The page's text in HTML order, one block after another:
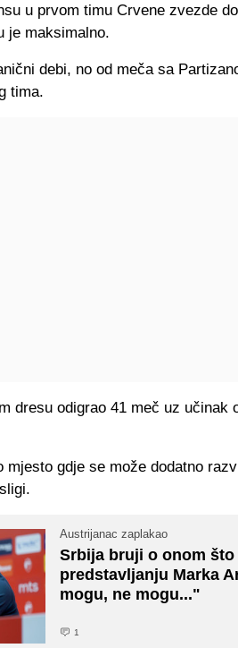
u prvom timu Crvene zvezde
je maksimalno.
debi, no od meča sa
tima.
dresu odigrao 41 meč uz učinak
mjesto gdje se može dodatno
Austrijanac zaplakao
Srbija bruji o onom
predstavljanju Marka
mogu, ne mogu..."
1